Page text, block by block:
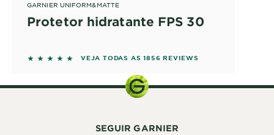
GARNIER UNIFORM&MATTE
Protetor hidratante FPS 30
5 out of 5 stars based on reviews
VEJA TODAS AS 1856 REVIEWS
SEGUIR GARNIER